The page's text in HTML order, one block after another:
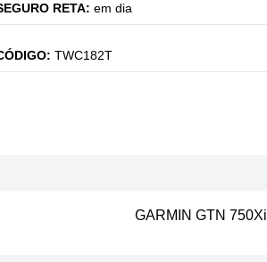
RETA: em dia
TWC182T
GARMIN GTN 750Xi